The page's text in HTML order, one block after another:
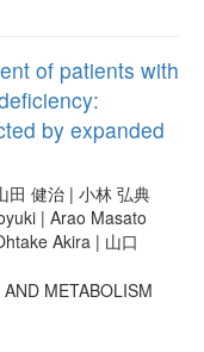
of patients with
by expanded
田 健治 | 小林 弘典
| Arao Masato
Akira | 山口
METABOLISM